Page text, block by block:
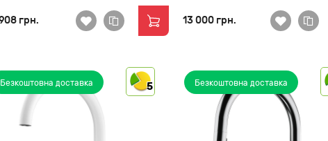
грн. 13 000 грн.
5
Безкоштовна доставка Безкоштовна доставка